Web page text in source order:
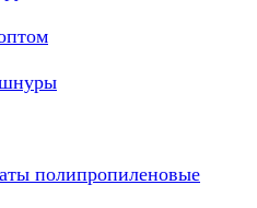
полипропиленовые